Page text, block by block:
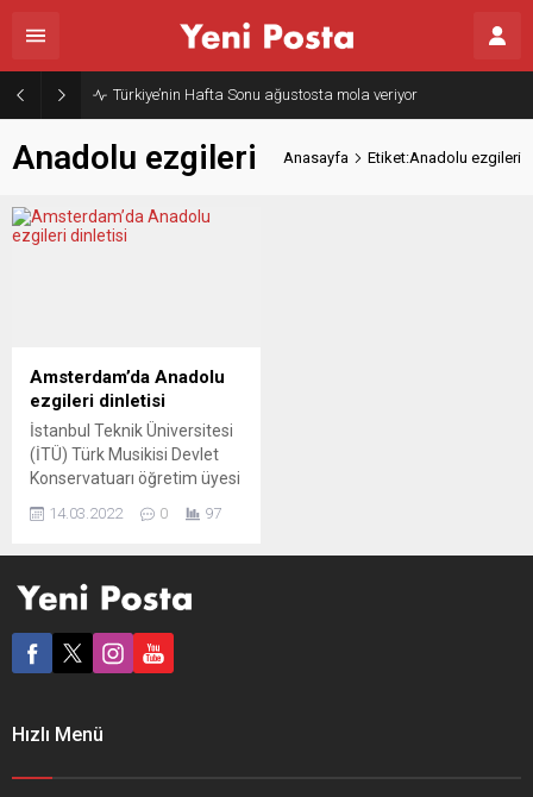
Türkiye’nin Hafta Sonu ağustosta mola veriyor
Anadolu ezgileri Anasayfa Etiket:Anadolu ezgileri
Amsterdam’da Anadolu
ezgileri dinletisi
İstanbul Teknik Üniversitesi
(İTÜ) Türk Musikisi Devlet
Konservatuarı öğretim üyesi
ayarlanabilir mikrotonal
Amsterdam Yunus Emre
organizasyonuyla
Amsterdam Konser
Hollandalı ve Türk
14.03.2022 0 97
Hızlı Menü